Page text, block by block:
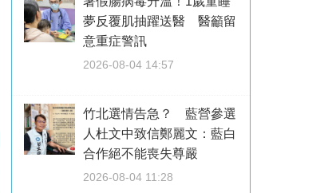
夢反覆肌抽躍送醫 醫籲留
意重症警訊
2026-08-04 14:57
竹北選情告急？ 藍營參選
人杜文中致信鄭麗文：藍白
合作絕不能喪失尊嚴
2026-08-04 11:28